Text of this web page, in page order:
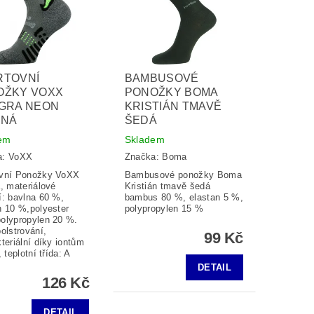
VOXX
NEON
VoXX
Ponožky VoXX
materiálové
bavlna 60 %,
10 %,polyester
20 %.
díky iontům
teplotní třída: A
126 Kč
BAMBUSOVÉ
PONOŽKY BOMA
KRISTIÁN TMAVĚ
ŠEDÁ
Skladem
Značka: Boma
Bambusové ponožky Boma
Kristián tmavě šedá
bambus 80 %, elastan 5 %,
polypropylen 15 %
99 Kč
DETAIL